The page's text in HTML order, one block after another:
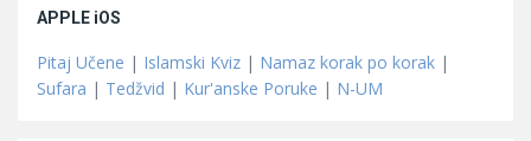
APPLE iOS
Pitaj Učene | Islamski Kviz | Namaz korak po korak |
Sufara | Tedžvid | Kur'anske Poruke | N-UM